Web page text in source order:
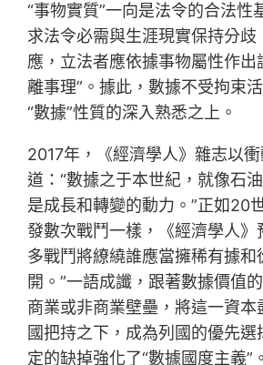
“事物實質”一向是法令的合法性
求法令必需與生涯現實保持分歧
應，立法者應依據事物屬性作出
離事理”。據此，數據不受拘束
“數據”性質的深入熟悉之上。
2017年，《經濟學人》雜志以
道：“數據之于本世紀，就像石
是成長和轉變的動力。”正如20
發數次戰鬥一樣，《經濟學人》
多戰鬥將繚繞誰應當擁稀有據和
開。”一語成讖，跟著數據價值
商業或非商業壁壘，將這一資本
國把持之下，成為列國的優先
定的缺掉強化了“數據國度主義”